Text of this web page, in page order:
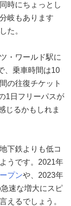
時にちょっとし
岐もあります
た。
・ワールド駅に
、乗車時間は10
の往復チケット
1日フリーパスが
じるかもしれま
下鉄よりも低コ
うです。2021年
プンや、2023年
速な増大にスピ
えるでしょう。